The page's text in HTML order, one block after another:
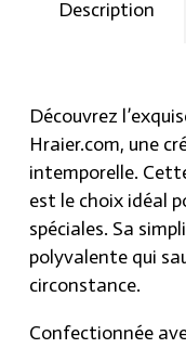
Description
Découvrez
Hraier.com, une
intemporelle.
est le choix idéal
spéciales. Sa
polyvalente qui
circonstance.
Confectionnée